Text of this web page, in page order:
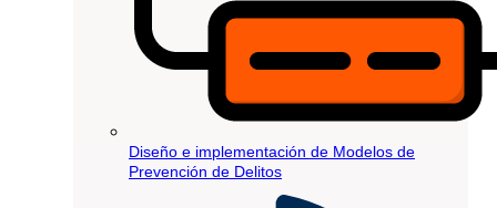
Diseño e implementación de Modelos de
Prevención de Delitos